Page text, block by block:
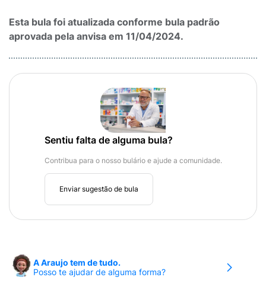
Esta bula foi atualizada conforme bula padrão
aprovada pela anvisa em 11/04/2024.
Sentiu falta de alguma bula?
Contribua para o nosso bulário e ajude a comunidade.
Enviar sugestão de bula
A Araujo tem de tudo.
Posso te ajudar de alguma forma?